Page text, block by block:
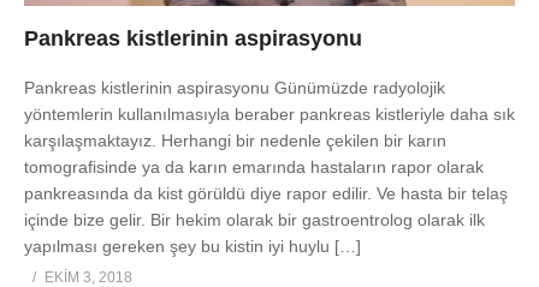
Pankreas kistlerinin aspirasyonu
Pankreas kistlerinin aspirasyonu Günümüzde radyolojik
yöntemlerin kullanılmasıyla beraber pankreas kistleriyle daha sık
karşılaşmaktayız. Herhangi bir nedenle çekilen bir karın
tomografisinde ya da karın emarında hastaların rapor olarak
pankreasında da kist görüldü diye rapor edilir. Ve hasta bir telaş
içinde bize gelir. Bir hekim olarak bir gastroentrolog olarak ilk
yapılması gereken şey bu kistin iyi huylu […]
EKIM 3, 2018